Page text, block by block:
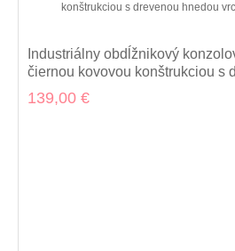
Industriálny obdĺžnikový
čiernou kovovou konštrukciou s
vrchnou doskou 110 cm
139,00 €